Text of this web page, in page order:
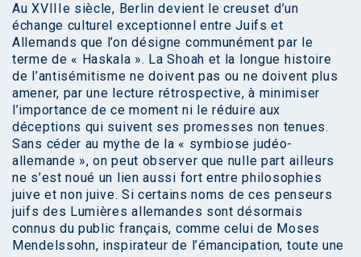
Au XVIIIe siècle, Berlin devient le creuset d’un
échange culturel exceptionnel entre Juifs et
Allemands que l’on désigne communément par le
terme de « Haskala ». La Shoah et la longue histoire
de l’antisémitisme ne doivent pas ou ne doivent plus
amener, par une lecture rétrospective, à minimiser
l’importance de ce moment ni le réduire aux
déceptions qui suivent ses promesses non tenues.
Sans céder au mythe de la « symbiose judéo-
allemande », on peut observer que nulle part ailleurs
ne s’est noué un lien aussi fort entre philosophies
juive et non juive. Si certains noms de ces penseurs
juifs des Lumières allemandes sont désormais
connus du public français, comme celui de Moses
Mendelssohn, inspirateur de l’émancipation, toute une